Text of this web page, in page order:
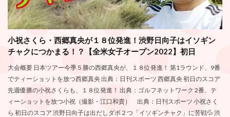
小祝さくら・西郷真央が１８位発進！渋野日向子はイソギン
チャクにつかまる！？【全米女子オープン2022】初日
大会概要 日本ツアー今季５勝の西郷真央が、１８位発進！ 第1ラウンド、9番
でティーショットを放つ西郷真央 出典：日刊スポーツ 西郷真央 初日のスコア
先週優勝の小祝さくらも、１８位発進！ 出典：ゴルフネットワーク 2番、テ
ィーショットを放つ小祝（撮影・江口和貴） 出典：日刊スポーツ 小祝さく
ら 初日のスコア 渋野日向子は出だしダボ２つ「イソギンチャク」に苦戦💦 渋